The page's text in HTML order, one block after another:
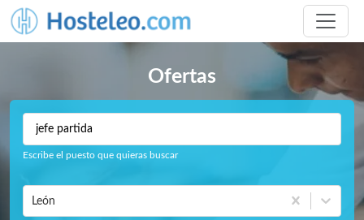
Ofertas
Escribe el puesto que quieras buscar
León